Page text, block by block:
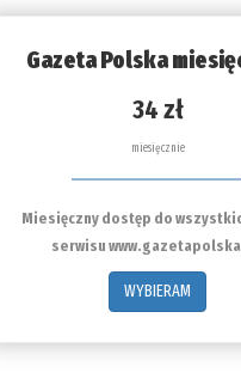
Gazeta Polska
34 zł
miesięcznie
Miesięczny dostęp do
serwisu
WYBIERAM